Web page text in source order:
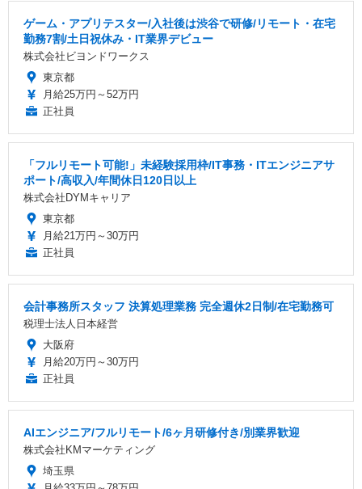
ゲーム・アプリテスター/入社後は渋谷で研修/リモート・在宅
勤務7割/土日祝休み・IT業界デビュー
株式会社ビヨンドワークス
東京都
月給25万円～52万円
正社員
「フルリモート可能!」未経験採用枠/IT事務・ITエンジニアサ
ポート/高収入/年間休日120日以上
株式会社DYMキャリア
東京都
月給21万円～30万円
正社員
会計事務所スタッフ 決算処理業務 完全週休2日制/在宅勤務可
税理士法人日本経営
大阪府
月給20万円～30万円
正社員
AIエンジニア/フルリモート/6ヶ月研修付き/別業界歓迎
株式会社KMマーケティング
埼玉県